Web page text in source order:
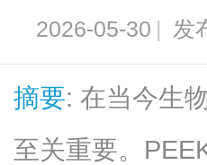
2026-05-30 | 发
摘要: 在当今生
至关重要。